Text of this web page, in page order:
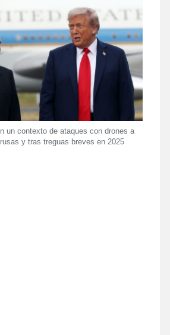
un contexto de ataques con drones a
y tras treguas breves en 2025